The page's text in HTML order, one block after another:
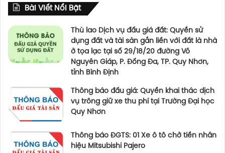
Bài Viết Nổi Bật
Thù lao Dịch vụ đấu giá đất: Quyền sử
dụng đất và tài sản gắn liền với đất là nhà
ở tọa lạc tại số 29/18/20 đường Võ
Nguyên Giáp, P. Đống Đa, TP. Quy Nhơn,
tỉnh Bình Định
Thông báo đấu giá: Quyền khai thác dịch
vụ trông giữ xe thu phí tại Trường Đại học
Quy Nhơn
Thông báo ĐGTS: 01 Xe ô tô chở tiền nhãn
hiệu Mitsubishi Pajero